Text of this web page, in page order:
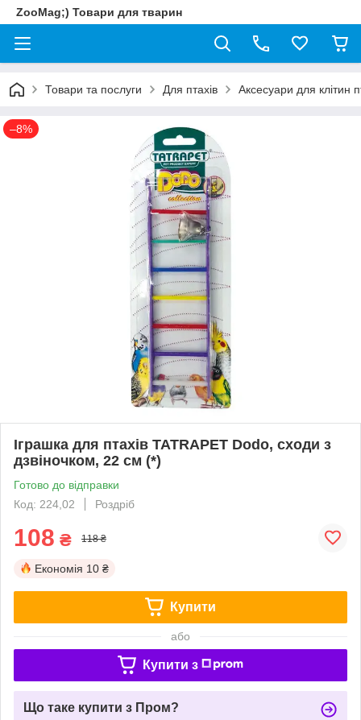
ZooMag;) Товари для тварин
Товари та послуги Для птахів Аксесуари для клітин
–8%
Іграшка для птахів TATRAPET Dodo, сходи з
дзвіночком, 22 см (*)
Готово до відправки
Код: 224,02
Роздріб
108 ₴ 118 ₴
Економія 10 ₴
Купити
або
Купити з
Що таке купити з Пром?